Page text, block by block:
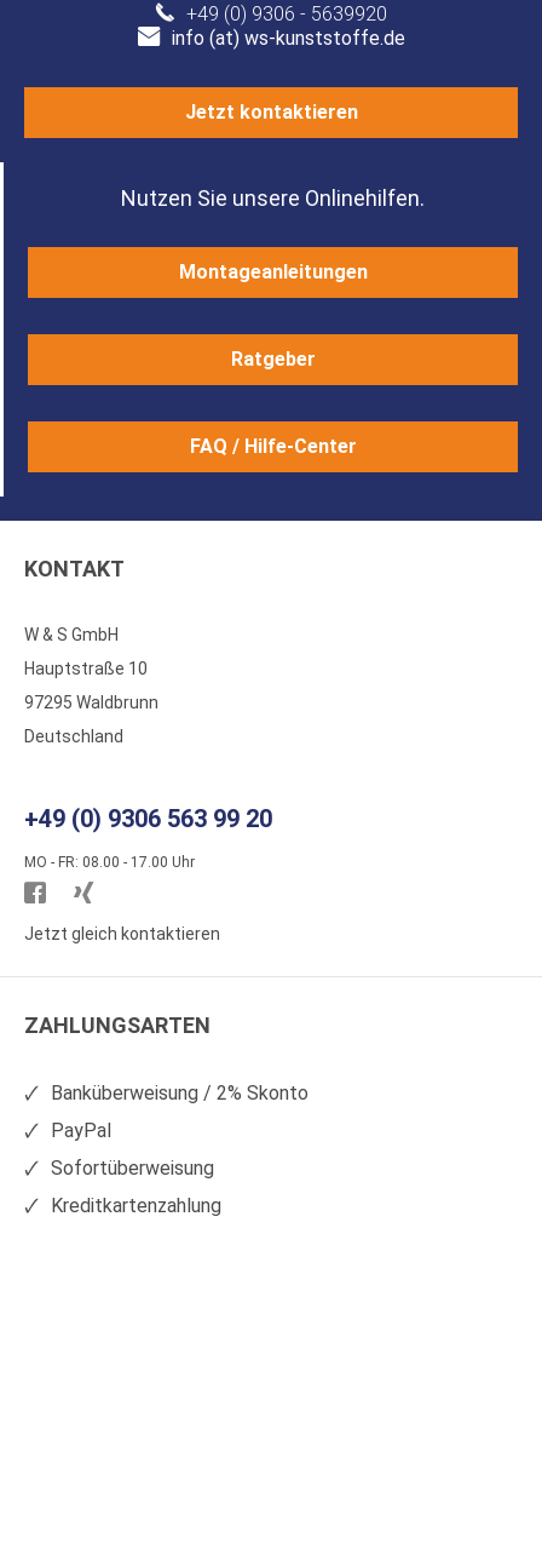
+49 (0) 9306 - 5639920
info (at) ws-kunststoffe.de
Jetzt kontaktieren
Nutzen Sie unsere Onlinehilfen.
Montageanleitungen
Ratgeber
FAQ / Hilfe-Center
KONTAKT
W & S GmbH
Hauptstraße 10
97295 Waldbrunn
Deutschland
+49 (0) 9306 563 99 20
MO - FR: 08.00 - 17.00 Uhr
Besuchen
Sie
auf
Sie
auf
Jetzt gleich kontaktieren
ZAHLUNGSARTEN
Banküberweisung / 2% Skonto
PayPal
Sofortüberweisung
Kreditkartenzahlung